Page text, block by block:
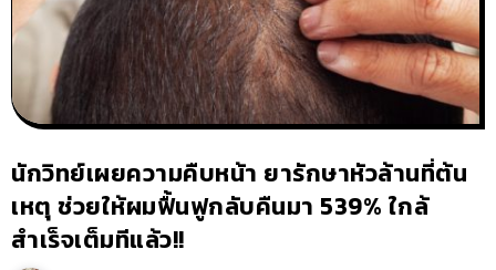
นักวิทย์เผยความคืบหน้า ยารักษาหัวล้านที่ต้น
เหตุ ช่วยให้ผมฟื้นฟูกลับคืนมา 539% ใกล้
สำเร็จเต็มทีแล้ว!!